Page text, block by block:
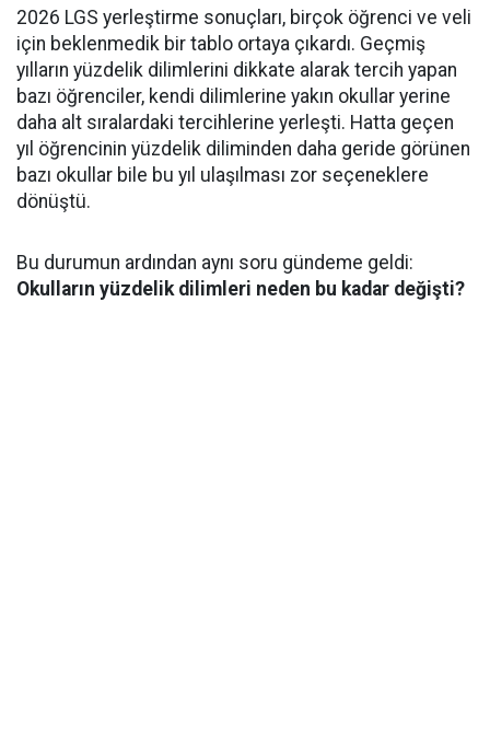
2026 LGS yerleştirme sonuçları, birçok öğrenci ve veli
için beklenmedik bir tablo ortaya çıkardı. Geçmiş
yılların yüzdelik dilimlerini dikkate alarak tercih yapan
bazı öğrenciler, kendi dilimlerine yakın okullar yerine
daha alt sıralardaki tercihlerine yerleşti. Hatta geçen
yıl öğrencinin yüzdelik diliminden daha geride görünen
bazı okullar bile bu yıl ulaşılması zor seçeneklere
dönüştü.
Bu durumun ardından aynı soru gündeme geldi:
Okulların yüzdelik dilimleri neden bu kadar değişti?